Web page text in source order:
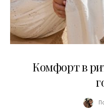
Комфорт в